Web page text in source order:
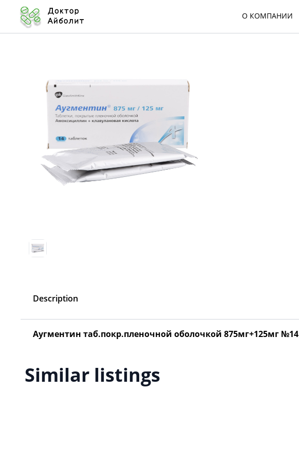
О КОМПАНИИ
Description
Аугментин таб.покр.пленочной оболочкой 875мг+125мг №14
Similar listings